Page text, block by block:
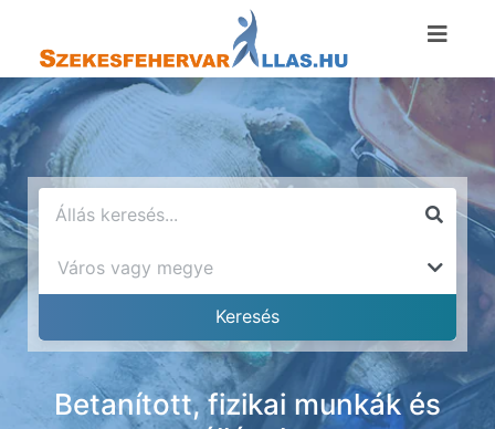
Betanított, fizikai munkák és